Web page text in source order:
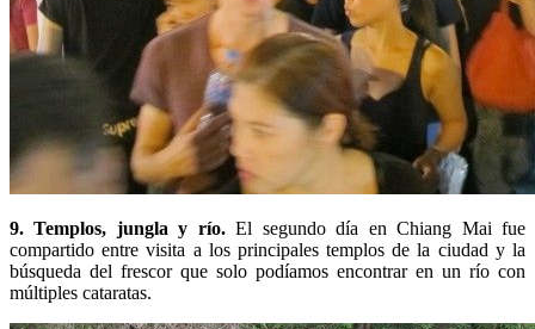
9. Templos, jungla y río.El segundo día en Chiang Mai fue
compartido entre visita a los principales templos de la ciudad y la
búsqueda del frescor que solo podíamos encontrar en un río con
múltiples cataratas.